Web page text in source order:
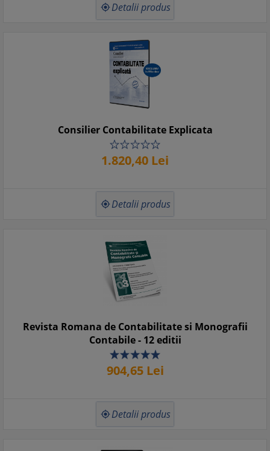
 Detalii produs
Consilier Contabilitate Explicata
1.820,40 Lei
 Detalii produs
Revista Romana de Contabilitate si Monografii
Contabile - 12 editii
904,65Lei
 Detalii produs